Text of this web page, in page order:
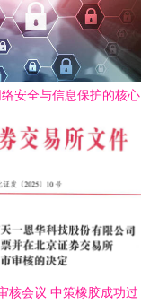
安全与信息保护的核心
核会议 中策橡胶成功过